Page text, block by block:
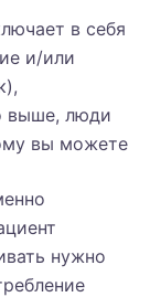
в себя
и/или
выше, люди
вы можете
нужно